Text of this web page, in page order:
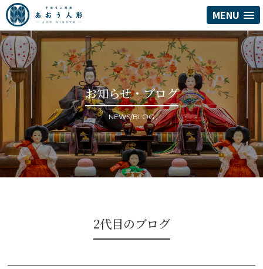
MENU
お知らせ・ブログ
NEWS/BLOG
2代目のブログ